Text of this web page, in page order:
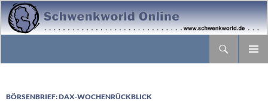
BÖRSENBRIEF: DAX-WOCHENRÜCKBLICK